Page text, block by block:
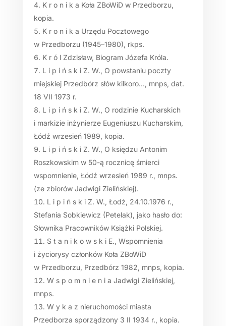
K r o n i k a Koła ZBoWiD w Przedborzu,
kopia.
K r o n i k a Urzędu Pocztowego
w Przedborzu (1945–1980), rkps.
K r ó l Zdzisław, Biogram Józefa Króla.
L i p i ń s k i Z. W., O powstaniu poczty
miejskiej Przedbórz słów kilkoro…, mnps, dat.
18 VII 1973 r.
L i p i ń s k i Z. W., O rodzinie Kucharskich
i markizie inżynierze Eugeniuszu Kucharskim,
Łódź wrzesień 1989, kopia.
L i p i ń s k i Z. W., O księdzu Antonim
Roszkowskim w 50-ą rocznicę śmierci
wspomnienie, Łódź wrzesień 1989 r., mnps.
(ze zbiorów Jadwigi Zielińskiej).
L i p i ń s k i Z. W., Łodź, 24.10.1976 r.,
Stefania Sobkiewicz (Petelak), jako hasło do:
Słownika Pracowników Książki Polskiej.
S t a n i k o w s k i E., Wspomnienia
i życiorysy członków Koła ZBoWiD
w Przedborzu, Przedbórz 1982, mnps, kopia.
W s p o m n i e n i a Jadwigi Zielińskiej,
mnps.
W y k a z nieruchomości miasta
Przedborza sporządzony 3 II 1934 r., kopia.